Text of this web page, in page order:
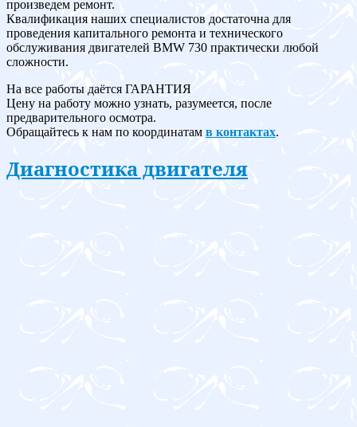
произведем ремонт.
Квалификация наших специалистов достаточна для
проведения капитального ремонта и технического
обслуживания двигателей BMW 730 практически любой
сложности.
На все работы даётся ГАРАНТИЯ
Цену на работу можно узнать, разумеется, после
предварительного осмотра.
Обращайтесь к нам по координатам в контактах.
Диагностика двигателя